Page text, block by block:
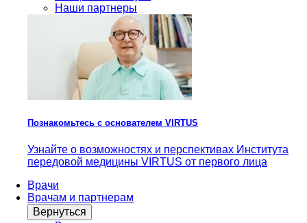
Наши партнеры
Познакомьтесь с основателем VIRTUS
Узнайте о возможностях и перспективах Института
передовой медицины VIRTUS от первого лица
Врачи
Врачам и партнерам
Вернуться